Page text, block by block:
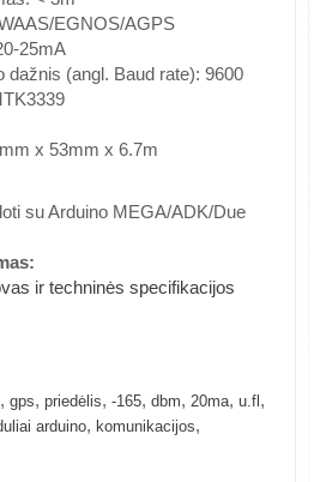
EGNOS/AGPS
25mA
dažnis (angl. Baud rate): 9600
x 53mm x 6.7m
su Arduino MEGA/ADK/Due
ir techninės specifikacijos
, gps, priedėlis, -165, dbm, 20ma, u.fl ,
arduino, komunikacijos,